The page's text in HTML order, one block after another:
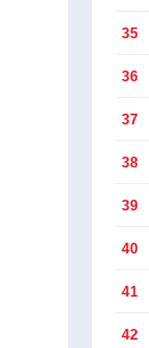
35
36
37
38
39
40
41
42